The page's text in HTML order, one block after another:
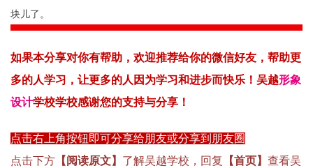
块儿了。
如果本分享对你有帮助， 欢迎推荐给你的微信好友， 帮助更
多的人学习 ， 让更多的人因为学习和进步而快乐！吴越形象
设计学校学校感谢您的支持与分享！
点击右上角按钮即可分享给朋友或分享到朋友圈
点击下方 【阅读原文】 了解吴越学校，回复 【首页】 查看吴